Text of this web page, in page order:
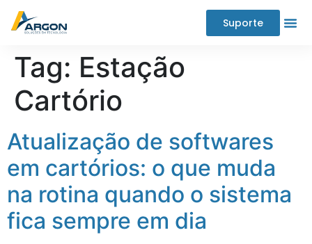
Suporte
Tag: Estação
Cartório
Atualização de softwares
em cartórios: o que muda
na rotina quando o sistema
fica sempre em dia